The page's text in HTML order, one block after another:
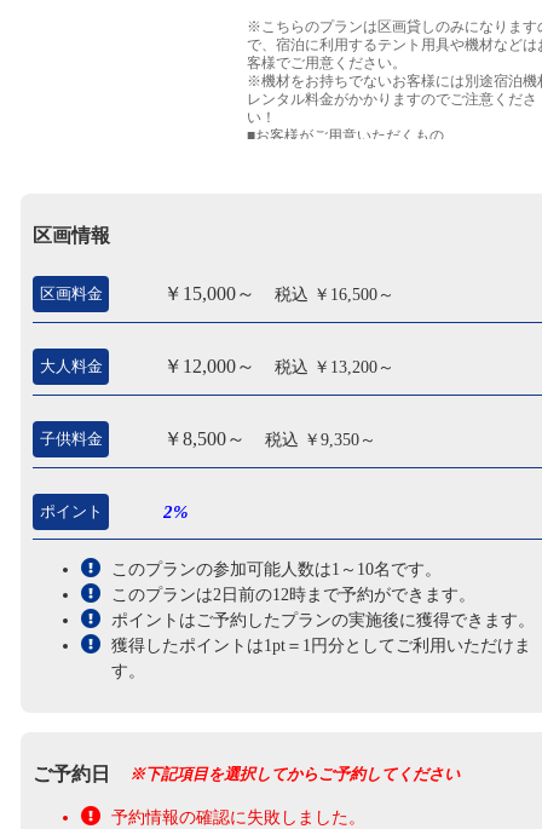
※こちらのプランは区画貸しのみになります
で、宿泊に利用するテント用具や機材などは
客様でご用意ください。
※機材をお持ちでないお客様には別途宿泊機
レンタル料金がかかりますのでご注意くださ
い！
■お客様がご用意いただくもの
・大人1名様につき¥12,000
区画情報
区画料金 ￥15,000～ 税込 ￥16,500～
大人料金 ￥12,000～ 税込 ￥13,200～
子供料金 ￥8,500～ 税込 ￥9,350～
ポイント 2%
このプランの参加可能人数は1～10名です。
このプランは2日前の12時まで予約ができます。
ポイントはご予約したプランの実施後に獲得できます。
獲得したポイントは1pt＝1円分としてご利用いただけま
す。
ご予約日 ※下記項目を選択してからご予約してください
予約情報の確認に失敗しました。